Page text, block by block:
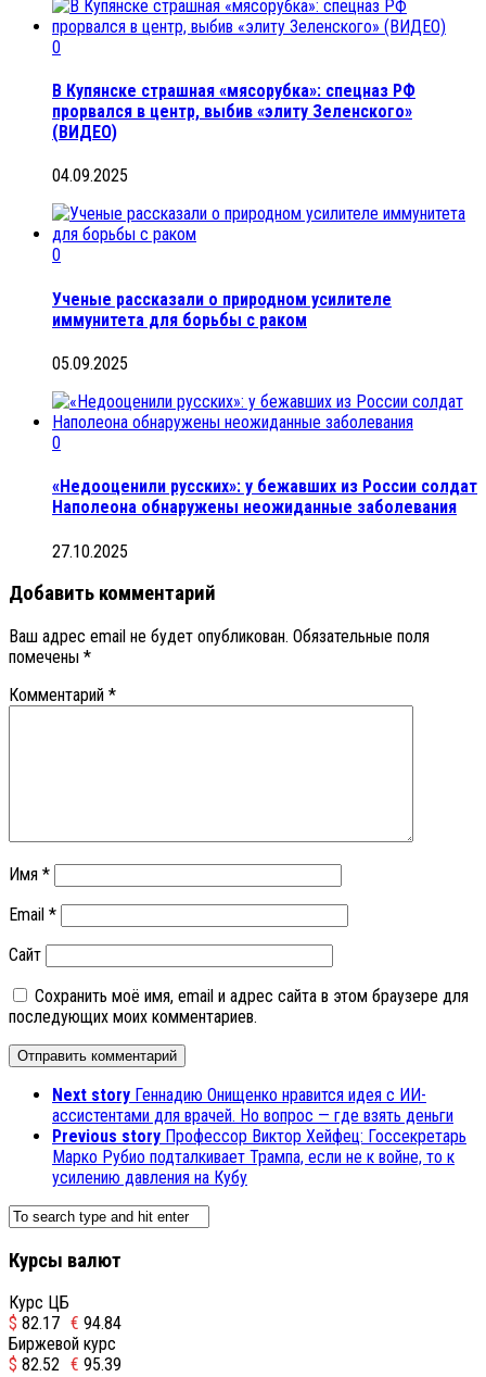
0
В Купянске страшная «мясорубка»: спецназ РФ
прорвался в центр, выбив «элиту Зеленского»
(ВИДЕО)
04.09.2025
0
Ученые рассказали о природном усилителе
иммунитета для борьбы с раком
05.09.2025
0
«Недооценили русских»: у бежавших из России солдат
Наполеона обнаружены неожиданные заболевания
27.10.2025
Добавить комментарий
Ваш адрес email не будет опубликован. Обязательные поля
помечены *
Комментарий *
Имя *
Email *
Сайт
Сохранить моё имя, email и адрес сайта в этом браузере для
последующих моих комментариев.
Next story Геннадию Онищенко нравится идея с ИИ-
ассистентами для врачей. Но вопрос — где взять деньги
Previous story Профессор Виктор Хейфец: Госсекретарь
Марко Рубио подталкивает Трампа, если не к войне, то к
усилению давления на Кубу
Курсы валют
Курс ЦБ
$ 82.17 € 94.84
Биржевой курс
$ 82.52 € 95.39